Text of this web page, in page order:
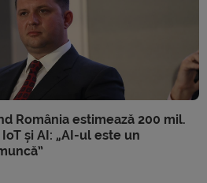
România estimează 200 mil.
și AI: „AI-ul este un